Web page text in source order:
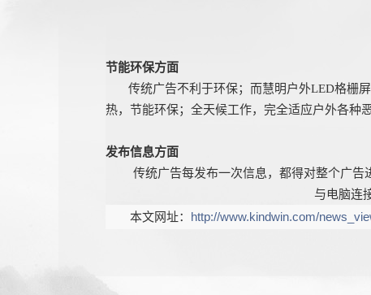
节能环保方面
传统广告不利于环保；而慧明户外LED格栅
热，节能环保； 全天候工作，完全适应户外各种
发布信息方面
传统广告每发布一次信息，都得对整个广告
与电脑连
本文网址： http://www.kindwin.com/